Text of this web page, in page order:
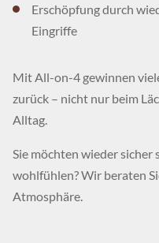
Erschöpfung durch
Eingriffe
Mit All-on-4 gewinnen
zurück – nicht nur beim
Alltag.
Sie möchten wieder sicher
wohlfühlen? Wir beraten
Atmosphäre.